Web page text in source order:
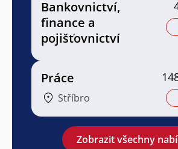
Bankovnictví,
finance a
pojišťovnictví
Práce
Stříbro
Zobrazit všechny